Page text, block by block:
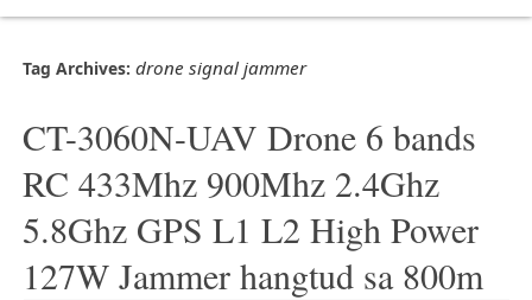
Tag Archives: drone signal jammer
CT-3060N-UAV Drone 6 bands
RC 433Mhz 900Mhz 2.4Ghz
5.8Ghz GPS L1 L2 High Power
127W Jammer hangtud sa 800m